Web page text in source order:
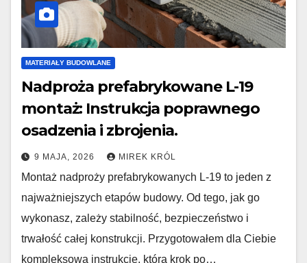
MATERIAŁY BUDOWLANE
Nadproża prefabrykowane L-19
montaż: Instrukcja poprawnego
osadzenia i zbrojenia.
9 MAJA, 2026 MIREK KRÓL
Montaż nadproży prefabrykowanych L-19 to jeden z
najważniejszych etapów budowy. Od tego, jak go
wykonasz, zależy stabilność, bezpieczeństwo i
trwałość całej konstrukcji. Przygotowałem dla Ciebie
kompleksową instrukcję, która krok po…